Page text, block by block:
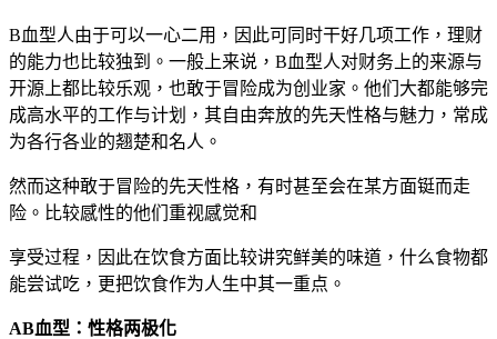
B血型人由于可以一心二用，因此可同时干好几项工作，理财
的能力也比较独到。一般上来说，B血型人对财务上的来源与
开源上都比较乐观，也敢于冒险成为创业家。他们大都能够完
成高水平的工作与计划，其自由奔放的先天性格与魅力，常成
为各行各业的翘楚和名人。
然而这种敢于冒险的先天性格，有时甚至会在某方面铤而走
险。比较感性的他们重视感觉和
享受过程，因此在饮食方面比较讲究鲜美的味道，什么食物都
能尝试吃，更把饮食作为人生中其一重点。
AB血型：性格两极化